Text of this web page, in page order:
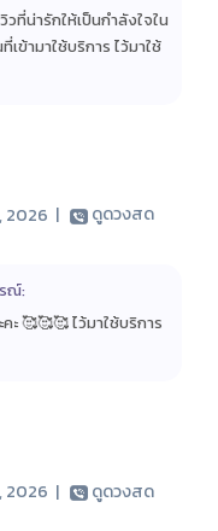
ที่น่ารักให้เป็นกำลังใจใน
ข้ามาใช้บริการ ไว้มาใช้
2026 | ดูดวงสด
ณ์:
🥰🥰🥰 ไว้มาใช้บริการ
2026 | ดูดวงสด